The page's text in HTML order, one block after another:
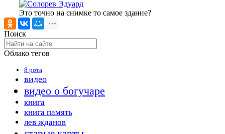
Это точно на снимке то самое здание?
Поиск
Облако тегов
8 рота
видео
видео о богучаре
книга
книга память
лев жданов